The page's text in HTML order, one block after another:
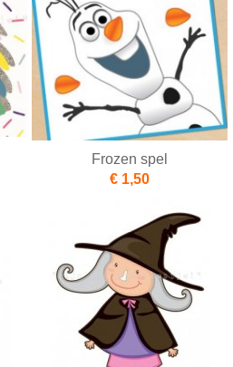
Frozen spel
€ 1,50